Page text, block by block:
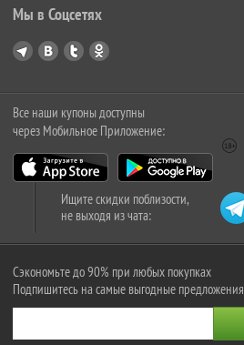
Мы в Соцсетях
Все наши купоны доступны
через Мобильное Приложение:
Ищите скидки поблизости,
не выходя из чата:
Сэкономьте до 90% при любых покупках
Подпишитесь на самые выгодные предложения